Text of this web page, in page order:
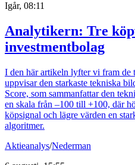
Igår, 08:11
Analytikern: Tre
investmentbolag
I den här artikeln lyfter vi fram de
uppvisar den starkaste tekniska
Score, som sammanfattar den
en skala från –100 till +100, där
köpsignal och lägre värden en
algoritmer.
Aktieanalys/Nederman